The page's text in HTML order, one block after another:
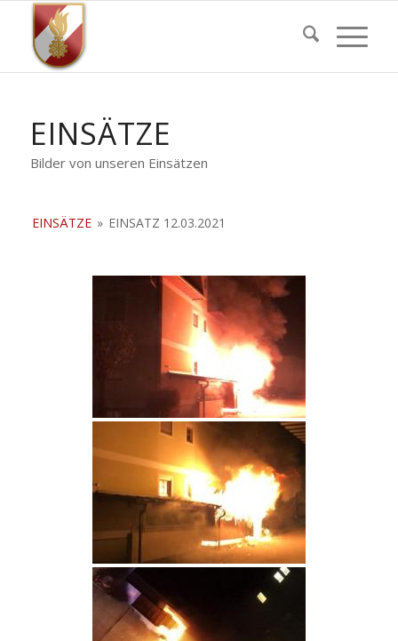
EINSÄTZE
Bilder von unseren Einsätzen
EINSÄTZE » EINSATZ 12.03.2021